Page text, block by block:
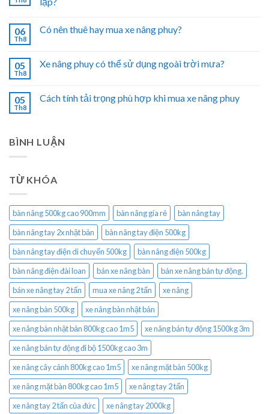
06
Th8
Có nên thuê hay mua xe nâng phuy?
05
Th8
Xe nâng phuy có thể sử dụng ngoài trời mưa?
05
Th8
Cách tính tải trọng phù hợp khi mua xe nâng phuy
BÌNH LUẬN
TỪ KHÓA
bàn nâng 500kg cao 900mm bàn nâng gía rẻ
bàn nâng tay
bàn nâng tay 2x nhật bản
bàn nâng tay điện 500kg
bàn nâng tay điện di chuyển 500kg
bàn nâng điện 500kg
bàn nâng điện đài loan
bán xe nâng bàn
bán xe nâng bán tự động.
bán xe nâng tay 2 tấn
mua xe nâng 2 tấn
xe nâng
xe nâng bàn 500kg
xe nâng bàn nhật bản
xe nâng bàn nhật bản 800kg cao 1m5
xe nâng bán tự động 1500kg 3m
xe nâng bán tự động đi bộ 1500kg cao 3m
xe nâng cây cảnh 800kg cao 1m5
xe nâng mặt bàn 500kg
xe nâng mặt bàn 800kg cao 1m5
xe nâng tay 2 tấn
xe nâng tay 2 tấn của đức
xe nâng tay 2000kg